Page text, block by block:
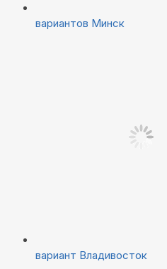
вариантов Минск
вариант Владивосток